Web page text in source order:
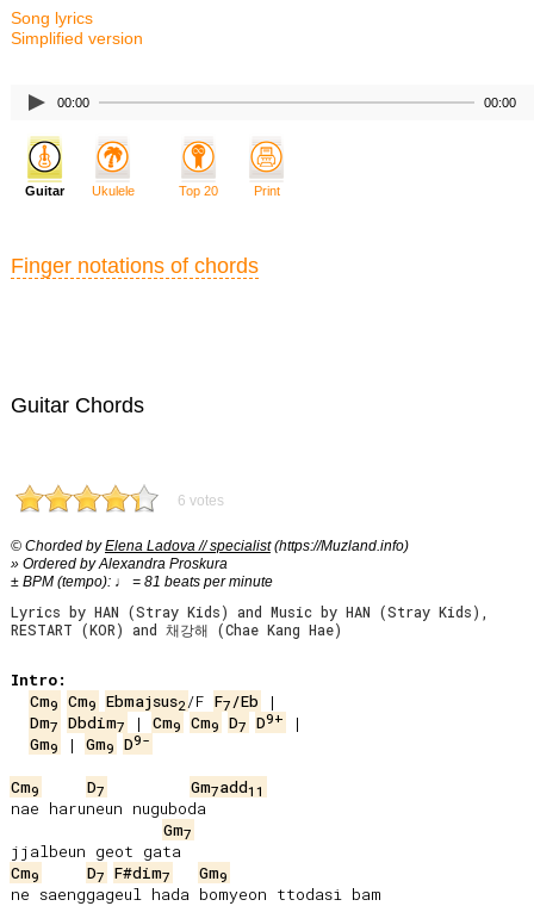
Song lyrics
Simplified version
00:00 00:00
Guitar Chords
6 votes
© Chorded byElena Ladova // specialist(https://Muzland.info)
» Ordered by Alexandra Proskura
± BPM (tempo): ♩ = 81 beats per minute
Lyrics by HAN (Stray Kids) and Music by HAN (Stray Kids),
RESTART (KOR) and 채강해 (Chae Kang Hae)
Intro:
Cm9 Cm9 Ebmajsus2/F F7 /Eb
Dm7 Dbdim7 | Cm9 Cm9 D7 D9+
Gm9 | Gm9 D9-
Cm9 D7 Gm7add11
nae haruneun nuguboda
Gm7
Cm9 D7 F#dim7 Gm9
ne saenggageul hada bomyeon ttodasi bam
Guitar Ukulele Top 20 Print
Finger notations of chords